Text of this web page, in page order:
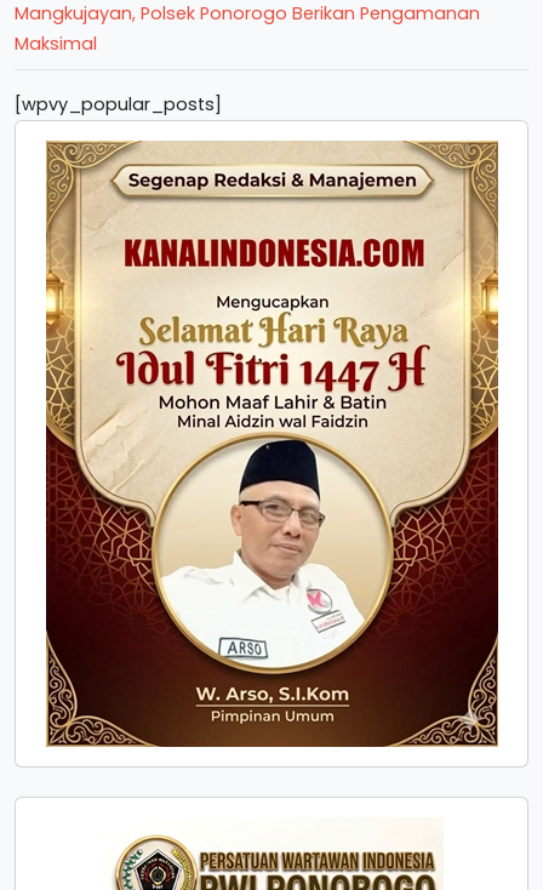
Mangkujayan, Polsek Ponorogo Berikan Pengamanan
Maksimal
[wpvy_popular_posts]